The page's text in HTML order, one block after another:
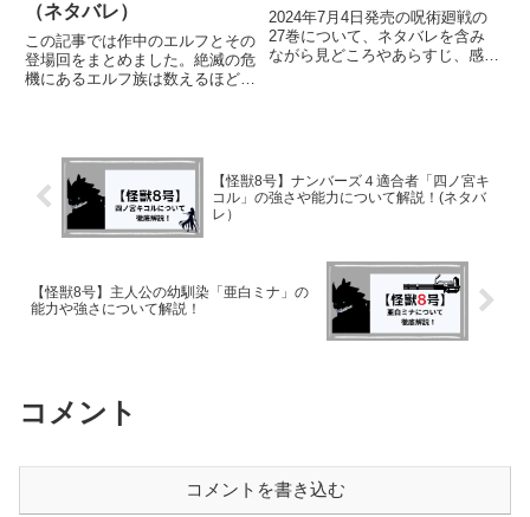
（ネタバレ）
この記事では作中のエルフとその
登場回をまとめました。絶滅の危
機にあるエルフ族は数えるほどし
ます。
2024年7月4日発売の呪術廻戦の
27巻について、ネタバレを含み
ながら見どころやあらすじ、感想
【怪獣8号】ナンバーズ４適合者「四ノ宮キ
コル」の強さや能力について解説！(ネタバ
レ）
【怪獣8号】主人公の幼馴染「亜白ミナ」の
能力や強さについて解説！
コメント
コメントを書き込む